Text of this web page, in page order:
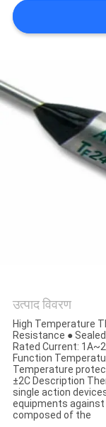
संपर्क
करें
समाचार
एक
PRIVACY
POLICY
उत्पाद विवरण
High Temperature
Resistance ●
Rated Current:
Function
Temperature
±2C Description
single action
equipments
composed of the